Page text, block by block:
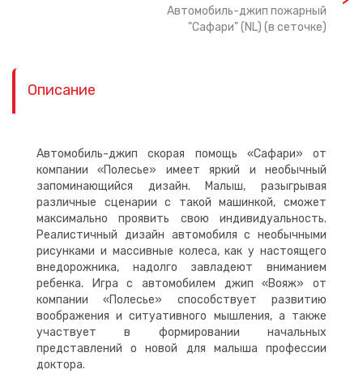
Автомобиль-джип пожарный
"Сафари" (NL) (в сеточке)
Описание
Автомобиль-джип скорая помощь «Сафари» от
компании «Полесье» имеет яркий и необычный
запоминающийся дизайн. Малыш, разыгрывая
различные сценарии с такой машинкой, сможет
максимально проявить свою индивидуальность.
Реалистичный дизайн автомобиля с необычными
рисунками и массивные колеса, как у настоящего
внедорожника, надолго завладеют вниманием
ребенка. Игра с автомобилем джип «Вояж» от
компании «Полесье» способствует развитию
воображения и ситуативного мышления, а также
участвует в формировании начальных
представлений о новой для малыша профессии
доктора.